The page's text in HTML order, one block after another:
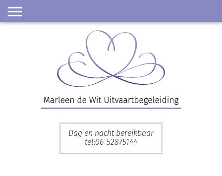
Skip
Dag en nacht bereikbaar
tel:06-52875144